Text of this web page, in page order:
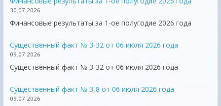
30.07.2026
Финансовые результаты за 1-ое полугодие 2026 года
Существенный факт № 3-32 от 06 июля 2026 года
09.07.2026
Существенный факт № 3-32 от 06 июля 2026 года
Существенный факт № 3-8 от 06 июля 2026 года
09.07.2026